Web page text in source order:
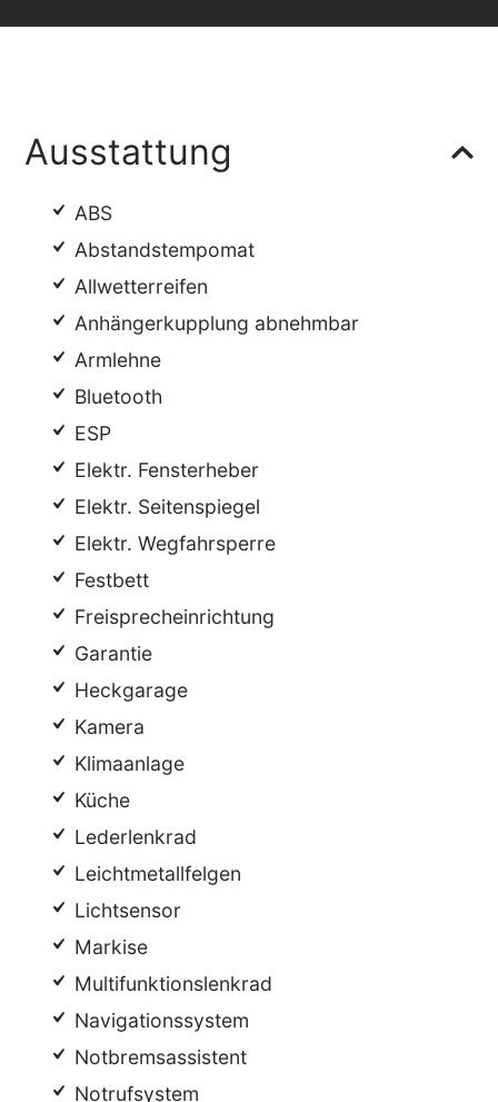
Ausstattung
ABS
Abstandstempomat
Allwetterreifen
Anhängerkupplung abnehmbar
Armlehne
Bluetooth
ESP
Elektr. Fensterheber
Elektr. Seitenspiegel
Elektr. Wegfahrsperre
Festbett
Freisprecheinrichtung
Garantie
Heckgarage
Kamera
Klimaanlage
Küche
Lederlenkrad
Leichtmetallfelgen
Lichtsensor
Markise
Multifunktionslenkrad
Navigationssystem
Notbremsassistent
Notrufsystem